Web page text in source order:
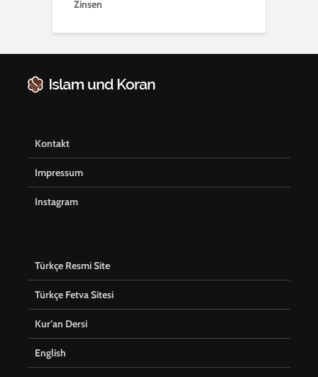
Zinsen
Kontakt
Impressum
Instagram
Türkçe Resmi Site
Türkçe Fetva Sitesi
Kur’an Dersi
English